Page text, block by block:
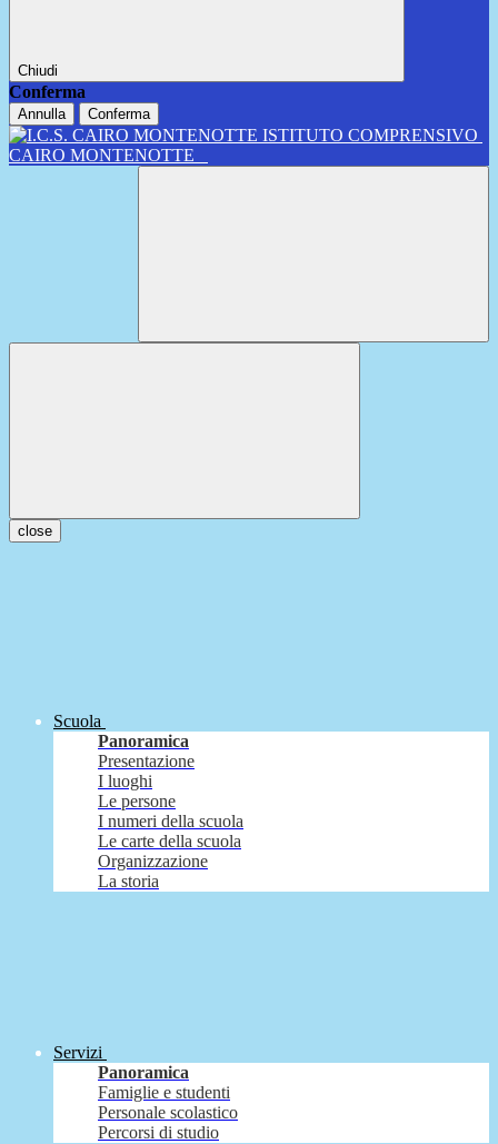
Chiudi
Conferma
Annulla Conferma
ISTITUTO COMPRENSIVO
CAIRO MONTENOTTE
close
Scuola
Panoramica
Presentazione
I luoghi
Le persone
I numeri della scuola
Le carte della scuola
Organizzazione
La storia
Servizi
Panoramica
Famiglie e studenti
Personale scolastico
Percorsi di studio